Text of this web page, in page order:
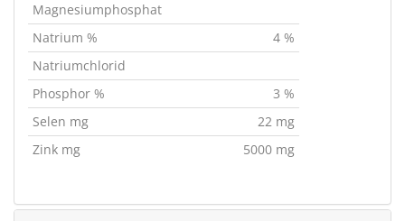
Magnesiumphosphat
Natrium %
4 %
Natriumchlorid
Phosphor %
3 %
Selen mg
22 mg
Zink mg
5000 mg